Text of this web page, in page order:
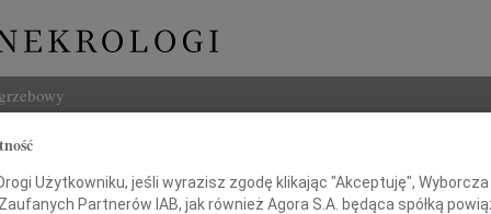
Dobrek Imię i
Użytkowniku, jeśli wyrazisz zgodę klikając "Akceptuję",
Partnerów IAB, jak również Agora S.A. będąca spółką